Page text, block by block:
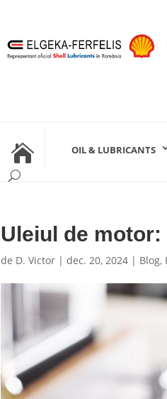
 OIL & LUBRICANTS
Uleiul de
de D. Victor |dec. 20, 2024 | Blog,